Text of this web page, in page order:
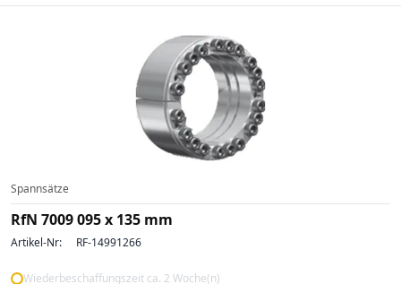
Spannsätze
RfN 7009 095 x 135 mm
Artikel-Nr: RF-14991266
Wiederbeschaffungszeit ca. 2 Woche(n)